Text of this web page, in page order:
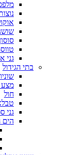
גני
בתי הגידול
חול
גני
הים